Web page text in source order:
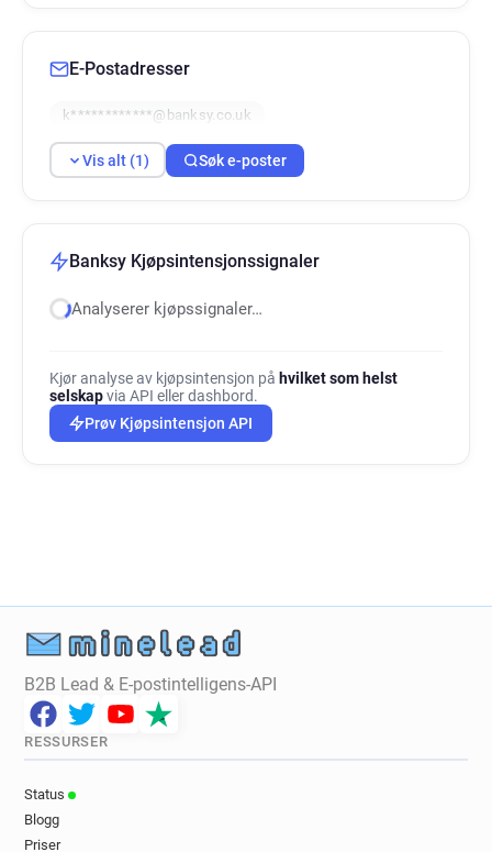
E-Postadresser
k************@banksy.co.uk
Vis alt (1) Søk e-poster
Banksy Kjøpsintensjonssignaler
Analyserer kjøpssignaler…
Kjør analyse av kjøpsintensjon på hvilket som helst
selskapvia API eller dashbord.
Prøv Kjøpsintensjon API
B2B Lead & E-postintelligens-API
RESSURSER
Status
Blogg
Priser